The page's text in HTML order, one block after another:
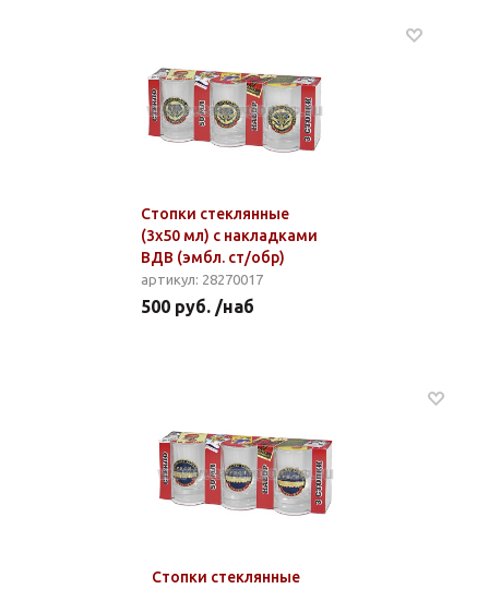
Стопки стеклянные
(3x50 мл) с накладками
ВДВ (эмбл. ст/обр)
артикул: 28270017
500 руб. /наб
Стопки стеклянные